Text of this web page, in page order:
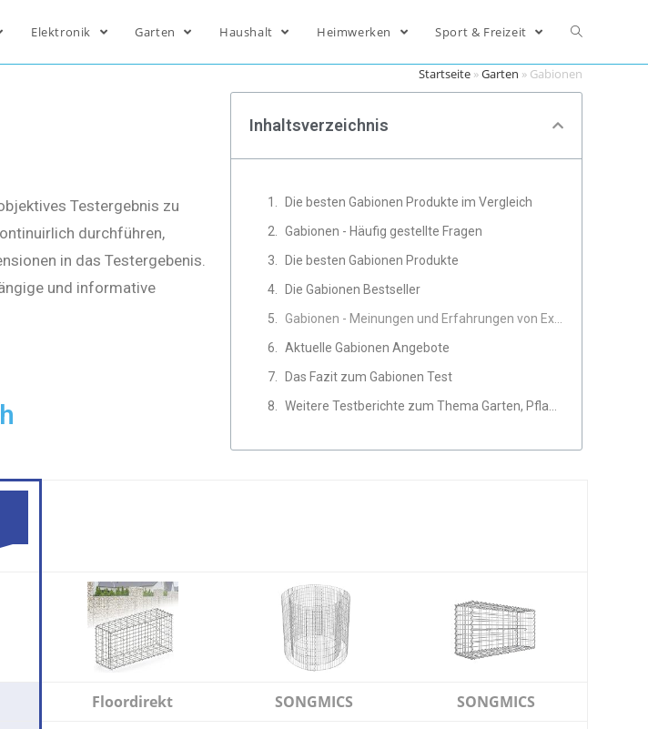
Elektronik Garten Haushalt Heimwerken Sport & Freizeit
Testergebnis zu
durchführen,
in das Testergebenis.
und informative
Startseite»Garten » Gabionen
Inhaltsverzeichnis
Die besten Gabionen Produkte im Vergleich
Gabionen - Häufig gestellte Fragen
Die besten Gabionen Produkte
Die Gabionen Bestseller
Aktuelle Gabionen Angebote
Das Fazit zum Gabionen Test
Floordirekt SONGMICS SONGMICS